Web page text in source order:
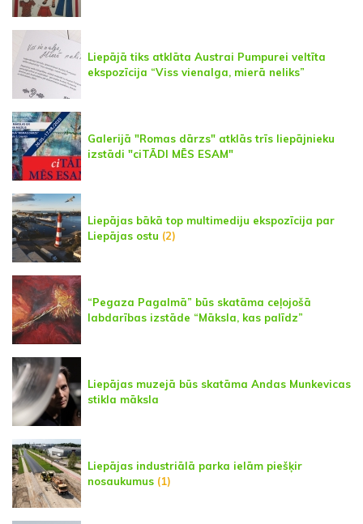
Liepājā tiks atklāta Austrai Pumpurei veltīta
ekspozīcija “Viss vienalga, mierā neliks”
Galerijā "Romas dārzs" atklās trīs liepājnieku
izstādi "ciTĀDI MĒS ESAM"
Liepājas bākā top multimediju ekspozīcija par
Liepājas ostu (2)
“Pegaza Pagalmā” būs skatāma ceļojošā
labdarības izstāde “Māksla, kas palīdz”
Liepājas muzejā būs skatāma Andas Munkevicas
stikla māksla
Liepājas industriālā parka ielām piešķir
nosaukumus (1)